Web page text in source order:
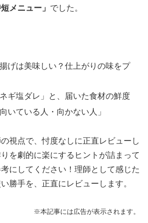
メニュー」 でした。
げは美味しい？仕上がりの味をプ
ギ塩ダレ」と、届いた食材の鮮度
いている人・向かない人」
視点で、忖度なしに正直レビューし
を劇的に楽にするヒントが詰まって
にしてください！理師として感じた
勝手を、正直にレビューします。
※本記事には広告が表示されます。